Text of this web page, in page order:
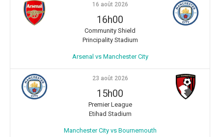
16 août 2026
16h00
Community Shield
Principality Stadium
Arsenal vs Manchester City
23 août 2026
15h00
Premier League
Etihad Stadium
Manchester City vs Bournemouth